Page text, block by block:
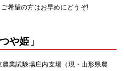
希望の方はお早めにどうぞ!
や姫」
業試験場庄内支場（現・山形県農